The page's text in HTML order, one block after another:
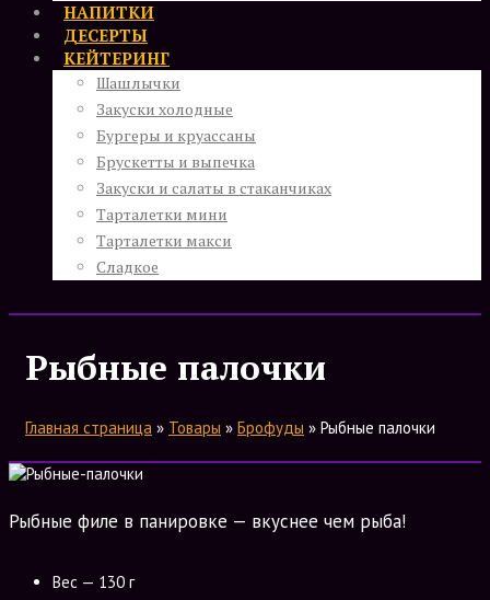
НАПИТКИ
ДЕСЕРТЫ
КЕЙТЕРИНГ
Шашлычки
Закуски холодные
Бургеры и круассаны
Брускетты и выпечка
Закуски и салаты в стаканчиках
Тарталетки мини
Тарталетки макси
Сладкое
Рыбные палочки
Главная страница » Товары » Брофуды » Рыбные палочки
Рыбные филе в панировке — вкуснее чем рыба!
Вес — 130 г